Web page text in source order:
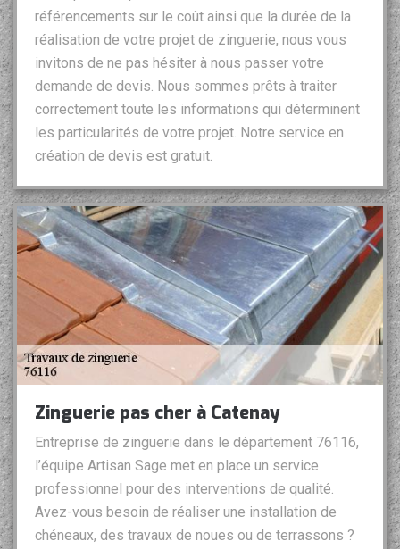
référencements sur le coût ainsi que la durée de la
réalisation de votre projet de zinguerie, nous vous
invitons de ne pas hésiter à nous passer votre
demande de devis. Nous sommes prêts à traiter
correctement toute les informations qui déterminent
les particularités de votre projet. Notre service en
création de devis est gratuit.
Zinguerie pas cher à Catenay
Entreprise de zinguerie dans le département 76116,
l’équipe Artisan Sage met en place un service
professionnel pour des interventions de qualité.
Avez-vous besoin de réaliser une installation de
chéneaux, des travaux de noues ou de terrassons ?